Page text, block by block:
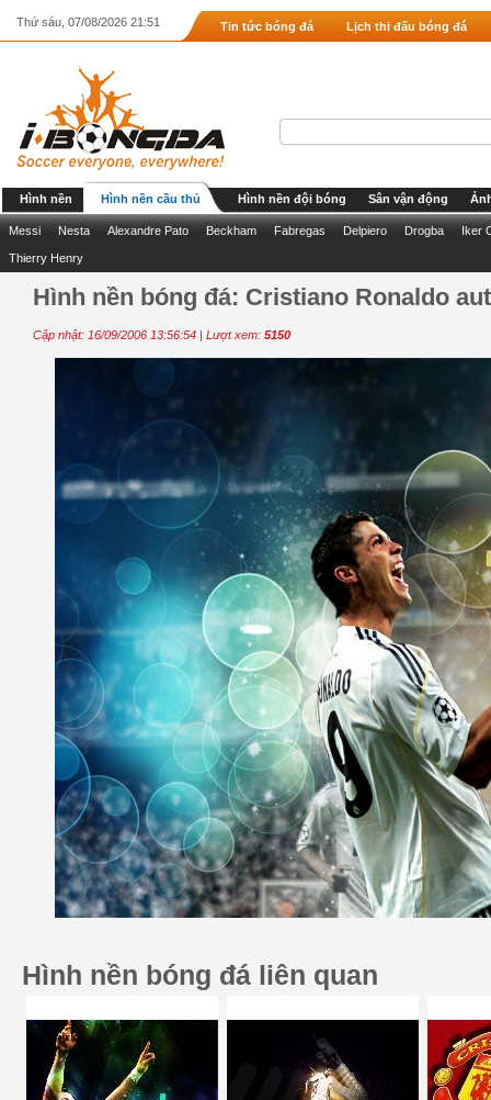
Thứ sáu, 07/08/2026 21:51 Tin tức bóng đá Lịch thi đấu bóng đá
Hình nền Hình nền cầu thủ Hình nền đội bóng Sân vận động
Messi Nesta Alexandre Pato Beckham Fabregas Delpiero Drogba Iker
Thierry Henry
Hình nền bóng đá: Cristiano Ronaldo
Cập nhật: 16/09/2006 13:56:54 | Lượt xem: 5150
Hình nền bóng đá liên quan